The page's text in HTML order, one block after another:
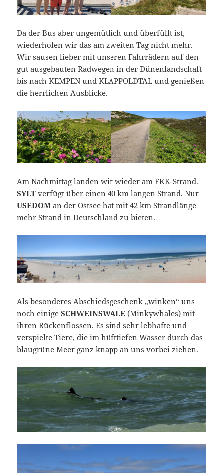
Da der Bus aber ungemütlich und überfüllt ist,
wiederholen wir das am zweiten Tag nicht mehr.
Wir sausen lieber mit unseren Fahrrädern auf den
gut ausgebauten Radwegen in der Dünenlandschaft
bis nach KEMPEN und KLAPPOLDTAL und genießen
die herrlichen Ausblicke.
Am Nachmittag landen wir wieder am FKK-Strand.
SYLTverfügt über einen 40 km langen Strand. Nur
USEDOMan der Ostsee hat mit 42 km Strandlänge
mehr Strand in Deutschland zu bieten.
Als besonderes Abschiedsgeschenk „winken“ uns
noch einigeSCHWEINSWALE(Minkywhales) mit
ihren Rückenflossen. Es sind sehr lebhafte und
verspielte Tiere, die im hüfttiefen Wasser durch das
blaugrüne Meer ganz knapp an uns vorbei ziehen.